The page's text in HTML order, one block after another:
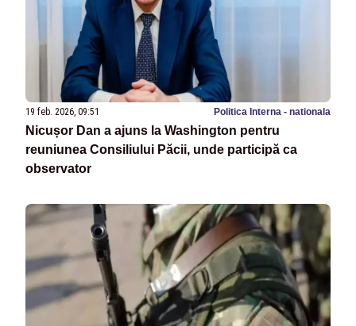
19 feb. 2026, 09:51 Politica Interna - nationala
Nicușor Dan a ajuns la Washington pentru
reuniunea Consiliului Păcii, unde participă ca
observator